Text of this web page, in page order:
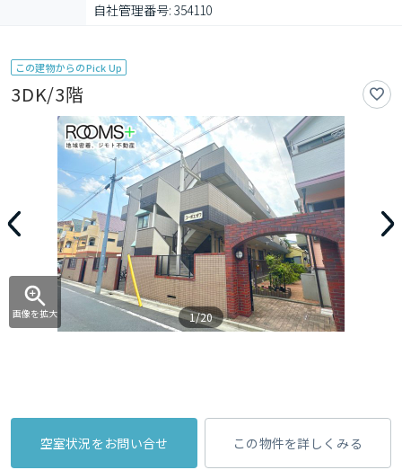
自社管理番号: 354110
この建物からのPick Up
3DK/3階
画像を拡大 1/20
空室状況をお問い合せ この物件を詳しくみる